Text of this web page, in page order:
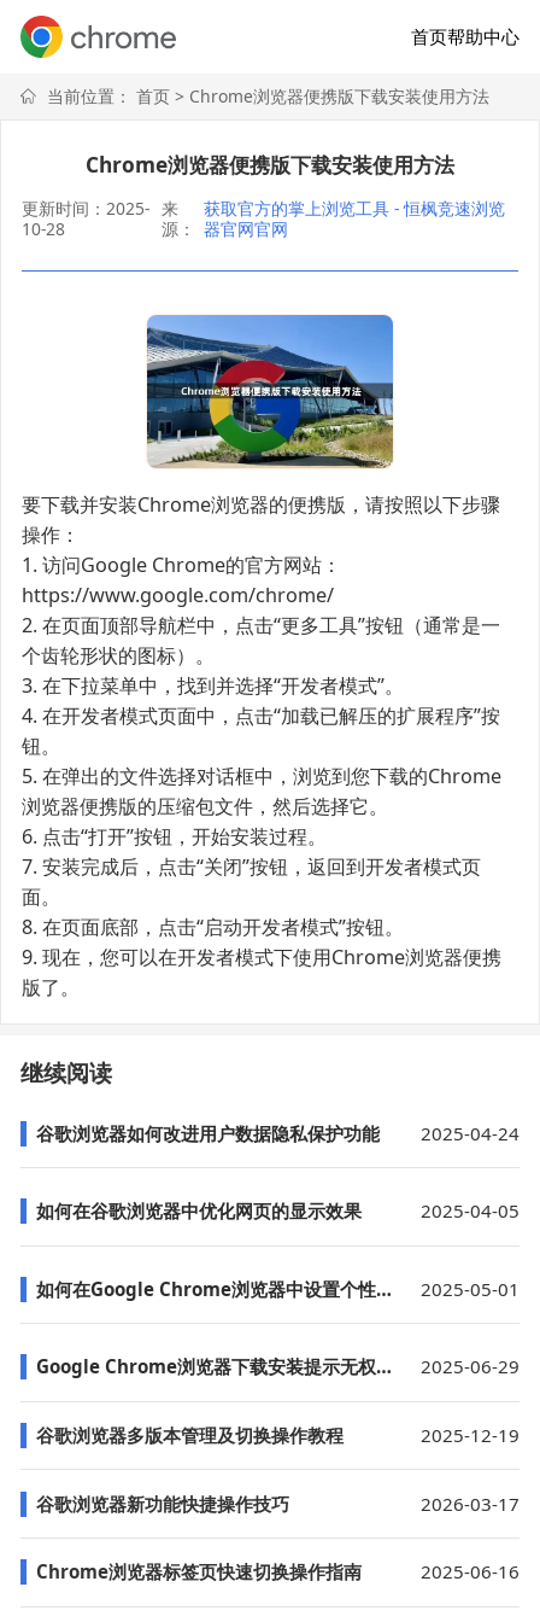
首页帮助中心
当前位置： 首页> Chrome浏览器便携版下载安装使用方法
Chrome浏览器便携版下载安装使用方法
更新时间：2025-
10-28
来
源：
获取官方的掌上浏览工具 - 恒枫竞速浏览
器官网官网
要下载并安装Chrome浏览器的便携版，请按照以下步骤
操作：
1. 访问Google Chrome的官方网站：
https://www.google.com/chrome/
2. 在页面顶部导航栏中，点击“更多工具”按钮（通常是一
个齿轮形状的图标）。
3. 在下拉菜单中，找到并选择“开发者模式”。
4. 在开发者模式页面中，点击“加载已解压的扩展程序”按
钮。
5. 在弹出的文件选择对话框中，浏览到您下载的Chrome
浏览器便携版的压缩包文件，然后选择它。
6. 点击“打开”按钮，开始安装过程。
7. 安装完成后，点击“关闭”按钮，返回到开发者模式页
面。
8. 在页面底部，点击“启动开发者模式”按钮。
9. 现在，您可以在开发者模式下使用Chrome浏览器便携
版了。
继续阅读
谷歌浏览器如何改进用户数据隐私保护功能 2025-04-24
如何在谷歌浏览器中优化网页的显示效果 2025-04-05
如何在Google Chrome浏览器中设置个性化的隐私保护 2025-05-01
Google Chrome浏览器下载安装提示无权限写入怎么办 2025-06-29
谷歌浏览器多版本管理及切换操作教程 2025-12-19
谷歌浏览器新功能快捷操作技巧 2026-03-17
Chrome浏览器标签页快速切换操作指南 2025-06-16